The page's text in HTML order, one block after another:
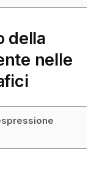
della
nelle